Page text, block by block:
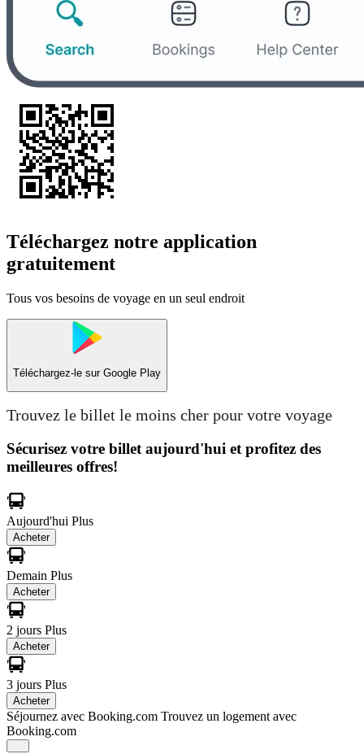
Téléchargez notre application
gratuitement
Tous vos besoins de voyage en un seul endroit
Téléchargez-le sur Google Play
Trouvez le billet le moins cher pour votre voyage
Sécurisez votre billet aujourd'hui et profitez des
meilleures offres!
Aujourd'hui Plus
Acheter
Demain Plus
Acheter
2 jours Plus
Acheter
3 jours Plus
Acheter
Séjournez avec Booking.com Trouvez un logement avec
Booking.com